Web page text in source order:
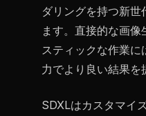
ダリングを持つ新
ます。直接的な画像
スティックな作業
力でより良い結果を
SDXLはカスタマイ